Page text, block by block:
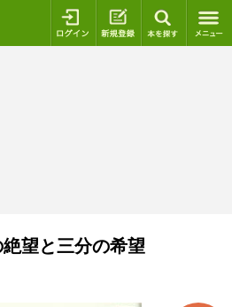
ログイン 新規登録
望と三分の希望